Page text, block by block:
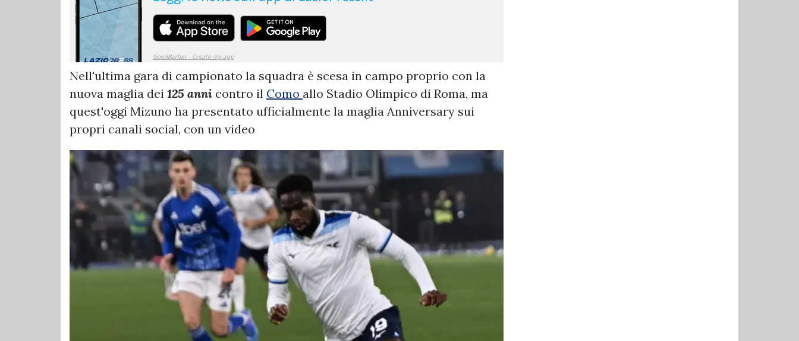
Nell'ultima gara di campionato la squadra è scesa in campo proprio con la
nuova maglia dei 125 anni contro il Como allo Stadio Olimpico di Roma, ma
quest'oggi Mizuno ha presentato ufficialmente la maglia Anniversary sui
propri canali social, con un video